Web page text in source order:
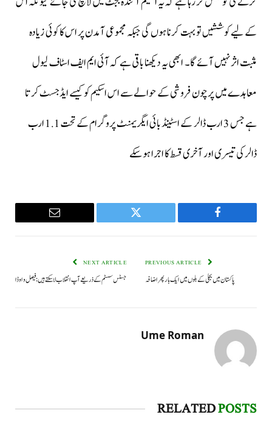
کے لیے کوششیں تو بہت کرنا ہوں گی جبکہ مجموعی آمدن پر اس کا کوئی زیادہ
مثبت اثر نہیں آئے گا۔ ابھی یہ دیکھنا باقی ہے کہ آئی ایم ایف اسٹاف لیول
معاہدے میں پرچون فروشی کے حوالے سے اس اسکیم کو کیسے ایڈجسٹ کرتا
ہے جس 3 ارب ڈالر کے اسٹینڈ بائی ایگریمنٹ پروگرام کے تحت 1.1 ارب
ڈالر کی تیسری اور آخری قسط کا اجرا ہوسکے
Facebook
Twitter
Email
پاکستان میں بجلی کے بلوں میں ایک بار پھر اضافہ
NEXT ARTICLE
جسٹس سسٹم کے ذریعے آپ انقلاب لا سکتے ہیں: فیصل واوڈا
Ume Roman
RELATEDPOSTS